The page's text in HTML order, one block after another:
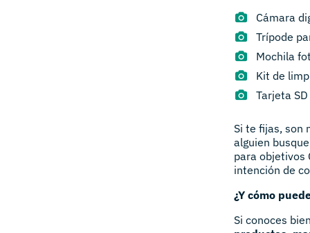
Cámara
Trípode
Mochila
Kit de
Tarjeta
Si te fijas, son
alguien
para objetivos
intención de
¿Y cómo
Si conoces